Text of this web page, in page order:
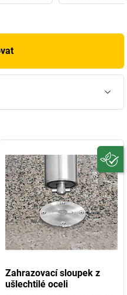
Zahrazovací sloupek z
ušlechtilé oceli